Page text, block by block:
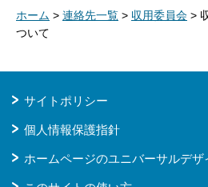
ホーム > 連絡先一覧 > 収用委員会 >
ついて
サイトポリシー
個人情報保護指針
ホームページのユニバーサルデザ